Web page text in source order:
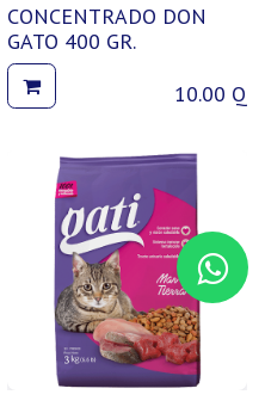
CONCENTRADO DON
GATO 400 GR.
10.00 Q